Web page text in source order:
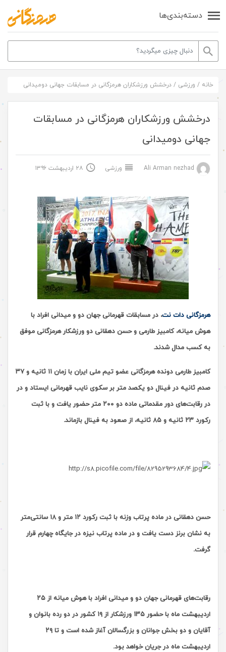
دسته‌بندی‌ها
خانه / ورزشی / درخشش ورزشکاران هرمزگانی در مسابقات جهانی دومیدانی
درخشش ورزشکاران هرمزگانی در مسابقات
جهانی دومیدانی
ورزشی ۲۸ اردیبهشت ۱۳۹۶
هرمزگانی دات نت، در مسابقات قهرمانی جهان دو و میدانی افراد با
هوش میانه، کامبیز طارمی و حسن دهقانی دو ورزشکار هرمزگانی موفق
به کسب مدال شدند.
کامبیز طارمی دونده هرمزگانی عضو تیم ملی ایران با زمان ۱۱ ثانیه و ۳۷
صدم ثانیه در فینال دو یکصد متر بر سکوی نایب قهرمانی ایستاد و در
در رقابت‌های دور مقدماتی ماده دو ۲۰۰ متر حضور یافت و با ثبت
رکورد ۲۳ ثانیه و ۸۵ ثانیه، از صعود به فینال بازماند.
حسن دهقانی در ماده پرتاب وزنه با ثبت رکورد ۱۲ متر و ۱۸ سانتی‌متر
به نشان برنز دست یافت و در ماده پرتاب نیزه در جایگاه چهارم قرار
گرفت.
رقابت‌های قهرمانی جهان دو و میدانی افراد با هوش میانه از ۲۵
اردیبهشت ماه با حضور ۱۳۵ ورزشکار از ۱۹ کشور در دو رده بانوان و
آقایان و دو بخش جوانان و بزرگسالان آغاز شده است و تا ۲۹
اردیبهشت ماه در جریان خواهد بود.